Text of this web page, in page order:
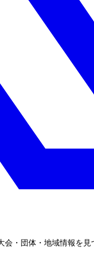
・団体・地域情報を